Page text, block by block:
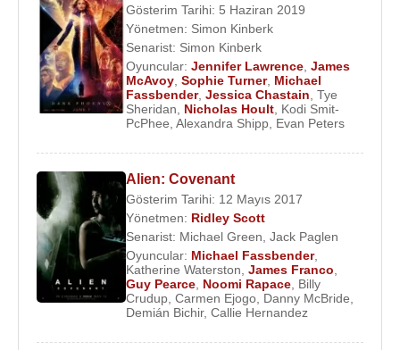
Gösterim Tarihi: 5 Haziran 2019
Yönetmen: Simon Kinberk
Senarist: Simon Kinberk
Oyuncular: Jennifer Lawrence James
McAvoy Sophie Turner, Michael
Fassbender, Jessica Chastain Tye
Sheridan
Nicholas Hoult Kodi Smit-
PcPhee Alexandra Shipp Evan Peters
Alien: Covenant
Gösterim Tarihi: 12 Mayıs 2017
Yönetmen: Ridley Scott
Senarist: Michael Green Jack Paglen
Oyuncular: Michael Fassbender,
Katherine Waterston James Franco
Guy Pearce Noomi Rapace Billy
Crudup Carmen Ejogo Danny McBride
Demián Bichir, Callie Hernandez